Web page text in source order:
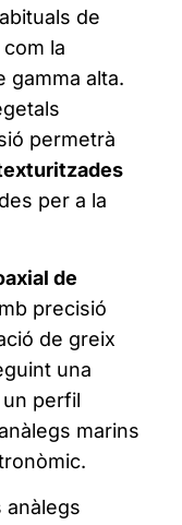
de
la
gamma alta.
permetrà
per a la
de
precisió
de greix
una
perfil
marins
anàlegs